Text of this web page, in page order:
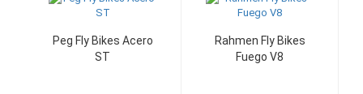
Peg Fly Bikes Acero
ST
Rahmen Fly Bikes
Fuego V8